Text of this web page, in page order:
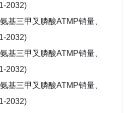
2032)
基三甲叉膦酸ATMP销量、
2032)
基三甲叉膦酸ATMP销量、
2032)
基三甲叉膦酸ATMP销量、
2032)